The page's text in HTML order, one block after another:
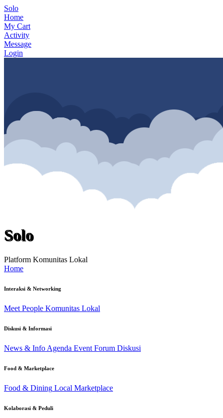
Solo
Home
My Cart
Activity
Message
Login
Solo
Platform Komunitas Lokal
Home
Interaksi & Networking
Meet People Komunitas Lokal
Diskusi & Informasi
News & Info Agenda Event Forum Diskusi
Food & Marketplace
Food & Dining Local Marketplace
Kolaborasi & Peduli